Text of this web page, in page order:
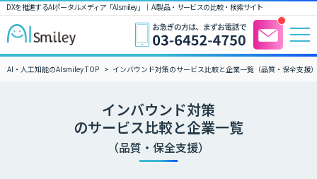
DXを推進するAIポータルメディア「AIsmiley」｜ AI製品・サービスの比較・検索サイト
AI・人工知能のAIsmiley TOP インバウンド対策のサービス比較と企業一覧（品質・保全支援）
インバウンド対策
のサービス比較と企業一覧
（品質・保全支援）